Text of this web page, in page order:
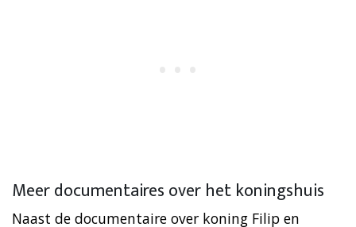
Meer documentaires over het koningshuis
Naast de documentaire over koning Filip en